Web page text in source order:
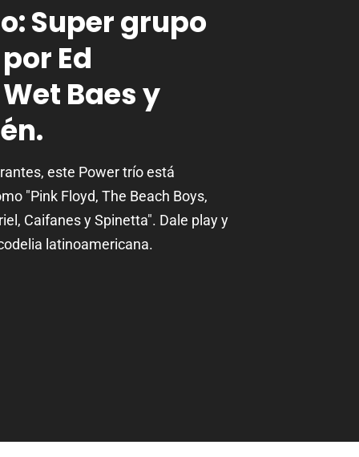
Super grupo
Ed
Baes y
este Power trío está
"Pink Floyd, The Beach Boys,
Caifanes y Spinetta". Dale play y
latinoamericana.